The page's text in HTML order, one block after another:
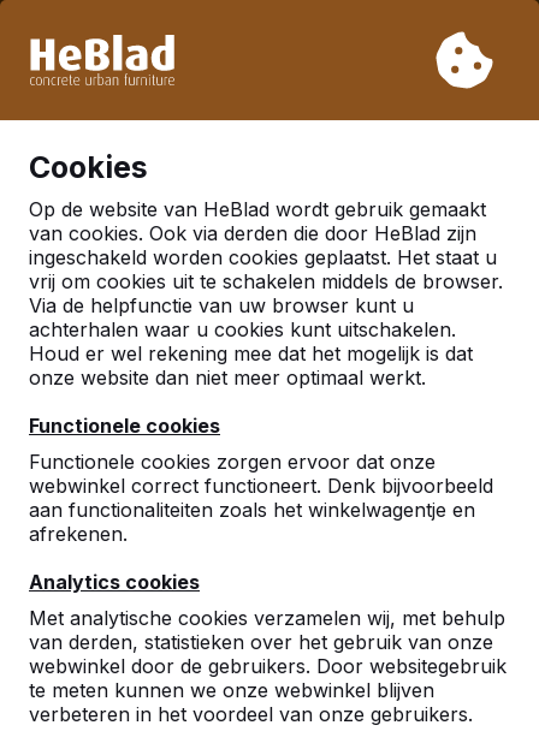
week 33. Houdt u daarom rekening met langere levertijden.
Cookies
Op de website van HeBlad wordt gebruik gemaakt
van cookies. Ook via derden die door HeBlad zijn
ingeschakeld worden cookies geplaatst. Het staat u
vrij om cookies uit te schakelen middels de browser.
Via de helpfunctie van uw browser kunt u
achterhalen waar u cookies kunt uitschakelen.
Houd er wel rekening mee dat het mogelijk is dat
onze website dan niet meer optimaal werkt.
Functionele cookies
Functionele cookies zorgen ervoor dat onze
webwinkel correct functioneert. Denk bijvoorbeeld
aan functionaliteiten zoals het winkelwagentje en
afrekenen.
Analytics cookies
Met analytische cookies verzamelen wij, met behulp
van derden, statistieken over het gebruik van onze
webwinkel door de gebruikers. Door websitegebruik
te meten kunnen we onze webwinkel blijven
verbeteren in het voordeel van onze gebruikers.
Al meer dan 30.000 producten verkocht
Nederland
Referenties in:Schaijk
Fijn contact met medewerker en snelle
correcte levering.
We hebben inmiddels ruim 20 banken staan
en zijn benieuwd hoe ze zich op de langere
termijn gaan houden.
Gemeente Landerd
11-05-2021